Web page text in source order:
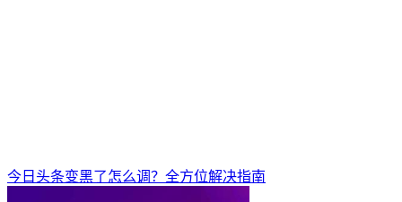
今日头条变黑了怎么调？全方位解决指南